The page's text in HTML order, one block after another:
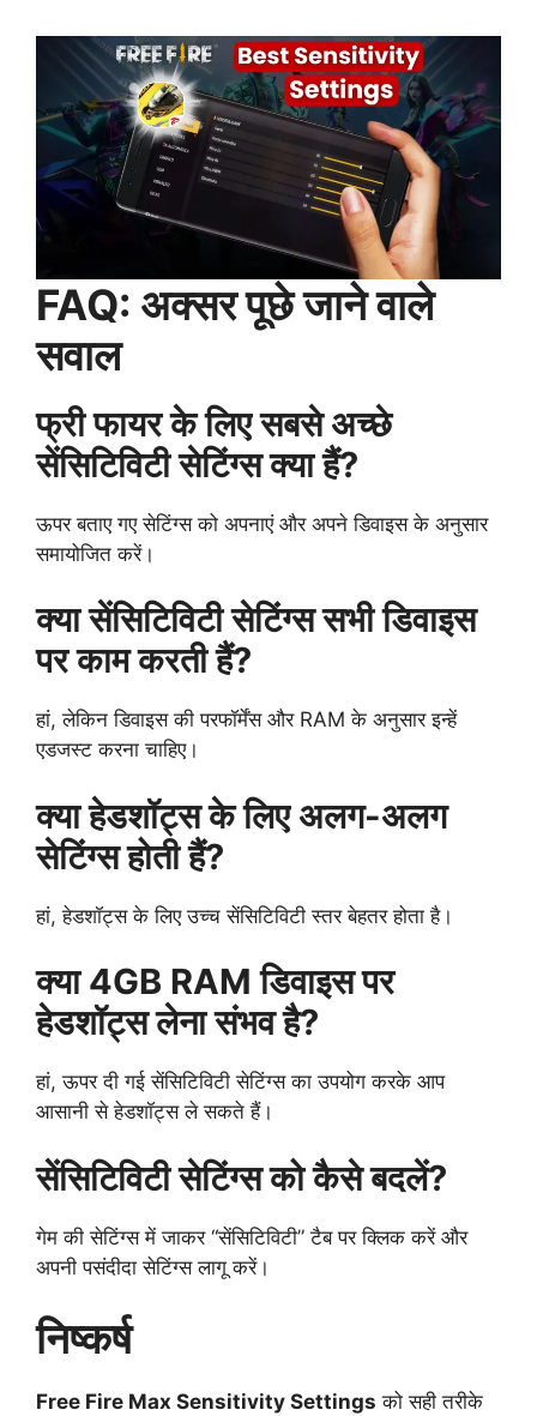
FAQ: अक्सर पूछे जाने वाले
सवाल
फ्री फायर के लिए सबसे अच्छे
सेंसिटिविटी सेटिंग्स क्या हैं?
ऊपर बताए गए सेटिंग्स को अपनाएं और अपने डिवाइस के अनुसार
समायोजित करें।
क्या सेंसिटिविटी सेटिंग्स सभी डिवाइस
पर काम करती हैं?
हां, लेकिन डिवाइस की परफॉर्मेंस और RAM के अनुसार इन्हें
एडजस्ट करना चाहिए।
क्या हेडशॉट्स के लिए अलग-अलग
सेटिंग्स होती हैं?
हां, हेडशॉट्स के लिए उच्च सेंसिटिविटी स्तर बेहतर होता है।
क्या 4GB RAM डिवाइस पर
हेडशॉट्स लेना संभव है?
हां, ऊपर दी गई सेंसिटिविटी सेटिंग्स का उपयोग करके आप
आसानी से हेडशॉट्स ले सकते हैं।
सेंसिटिविटी सेटिंग्स को कैसे बदलें?
गेम की सेटिंग्स में जाकर “सेंसिटिविटी” टैब पर क्लिक करें और
अपनी पसंदीदा सेटिंग्स लागू करें।
निष्कर्ष
Free Fire Max Sensitivity Settings को सही तरीके